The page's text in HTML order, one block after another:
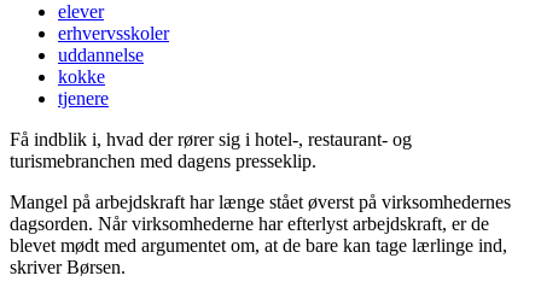
elever
erhvervsskoler
uddannelse
kokke
tjenere
Få indblik i, hvad der rører sig i hotel-, restaurant- og
turismebranchen med dagens presseklip.
Mangel på arbejdskraft har længe stået øverst på virksomhedernes
dagsorden. Når virksomhederne har efterlyst arbejdskraft, er de
blevet mødt med argumentet om, at de bare kan tage lærlinge ind,
skriver Børsen.